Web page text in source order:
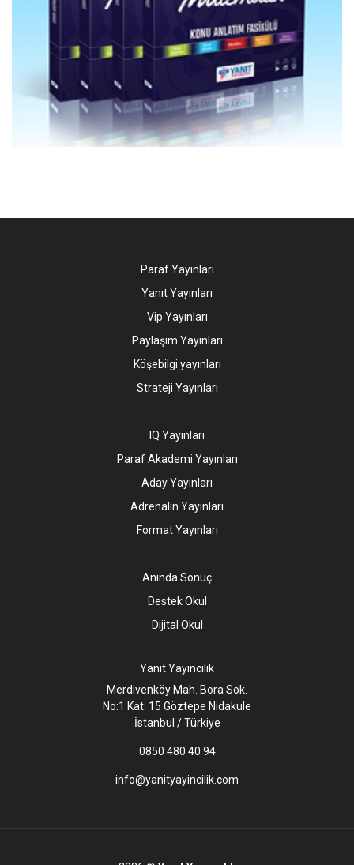
Paraf Yayınları
Yanıt Yayınları
Vip Yayınları
Paylaşım Yayınları
Köşebilgi yayınları
Strateji Yayınları
IQ Yayınları
Paraf Akademi Yayınları
Aday Yayınları
Adrenalin Yayınları
Format Yayınları
Anında Sonuç
Destek Okul
Dijital Okul
Yanıt Yayıncılık
Merdivenköy Mah. Bora Sok.
No:1 Kat: 15 Göztepe Nidakule
İstanbul / Türkiye
0850 480 40 94
info@yanityayincilik.com